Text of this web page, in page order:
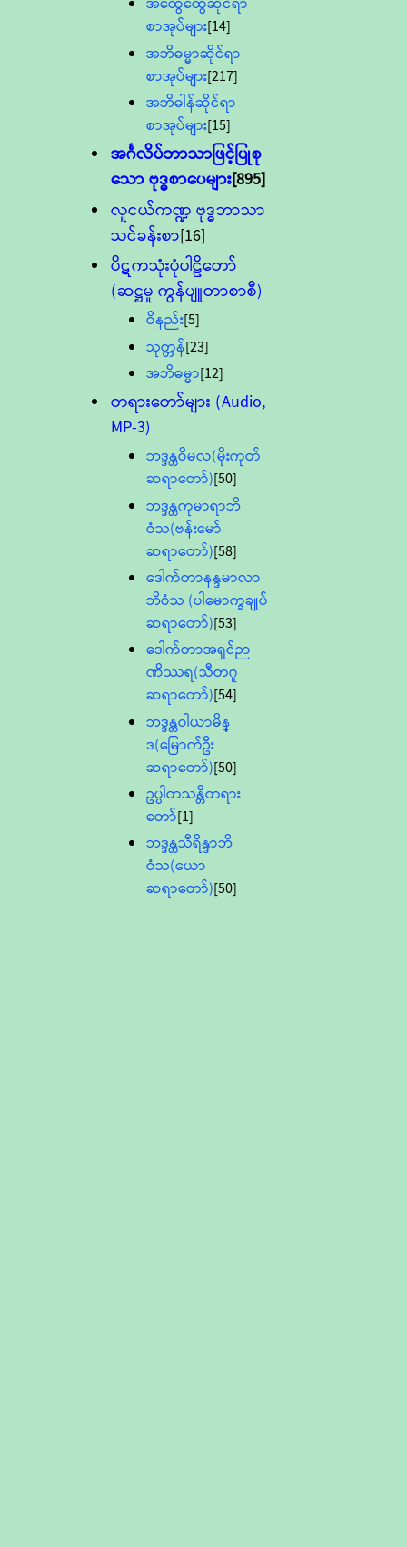
စာအုပ်များ[14]
အဘိဓမ္မာဆိုင်ရာ
စာအုပ်များ[217]
အဘိဓါန်ဆိုင်ရာ
စာအုပ်များ[15]
အင်္ဂလိပ်ဘာသာဖြင့်ပြုစု
သော ဗုဒ္ဓစာပေများ[895]
လူငယ်ကဏ္ဍ ဗုဒ္ဓဘာသာ
သင်ခန်းစာ[16]
ပိဋကသုံးပုံပါဠိတော်
(ဆဋ္ဌမူ ကွန်ပျူတာစာစီ)
ဝိနည်း[5]
သုတ္တန်[23]
အဘိဓမ္မာ[12]
တရားတော်များ (Audio,
MP-3)
ဘဒ္ဒန္တဝိမလ(မိုးကုတ်
ဆရာတော်)[50]
ဘဒ္ဒန္တကုမာရာဘိ
ဝံသ(ဗန်းမော်
ဆရာတော်)[58]
ဒေါက်တာနန္ဒမာလာ
ဘိဝံသ (ပါမောက္ခချုပ်
ဆရာတော်)[53]
ဒေါက်တာအရှင်ဉာ
ဏိဿရ(သီတဂူ
ဆရာတော်)[54]
ဘဒ္ဒန္တဝါယာမိန္
ဒ(မြောက်ဦး
ဆရာတော်)[50]
ဥပ္ပါတသန္တိတရား
တော်[1]
ဘဒ္ဒန္တသီရိန္ဒာဘိ
ဝံသ(ယော
ဆရာတော်)[50]